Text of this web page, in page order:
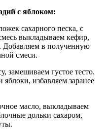
с яблоком:
сахарного песка, с
выкладываем кефир,
в полученную
смеси.
замешиваем густое тесто.
избавляем заранее
масло, выкладываем
дольки сахаром,